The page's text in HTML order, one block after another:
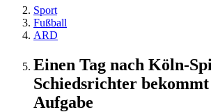
Sport
Fußball
ARD
Einen Tag nach Köln-
Schiedsrichter bekommt
Aufgabe